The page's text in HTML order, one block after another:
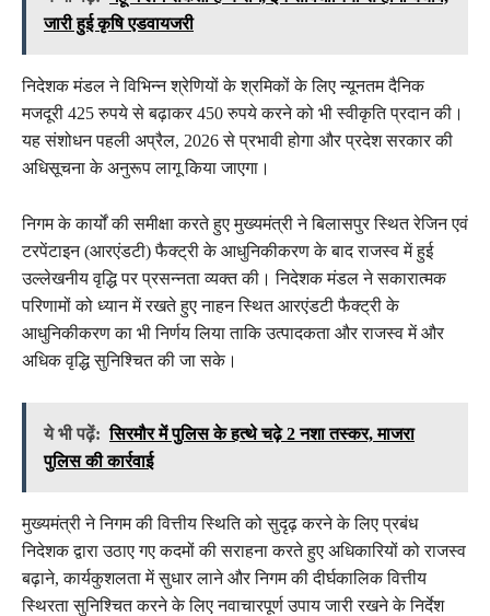
जारी हुई कृषि एडवायजरी
निदेशक मंडल ने विभिन्न श्रेणियों के श्रमिकों के लिए न्यूनतम दैनिक
मजदूरी 425 रुपये से बढ़ाकर 450 रुपये करने को भी स्वीकृति प्रदान की।
यह संशोधन पहली अप्रैल, 2026 से प्रभावी होगा और प्रदेश सरकार की
अधिसूचना के अनुरूप लागू किया जाएगा।
निगम के कार्यों की समीक्षा करते हुए मुख्यमंत्री ने बिलासपुर स्थित रेजिन एवं
टरपेंटाइन (आरएंडटी) फैक्ट्री के आधुनिकीकरण के बाद राजस्व में हुई
उल्लेखनीय वृद्धि पर प्रसन्नता व्यक्त की। निदेशक मंडल ने सकारात्मक
परिणामों को ध्यान में रखते हुए नाहन स्थित आरएंडटी फैक्ट्री के
आधुनिकीकरण का भी निर्णय लिया ताकि उत्पादकता और राजस्व में और
अधिक वृद्धि सुनिश्चित की जा सके।
ये भी पढ़ें: सिरमौर में पुलिस के हत्थे चढ़े 2 नशा तस्कर, माजरा
पुलिस की कार्रवाई
मुख्यमंत्री ने निगम की वित्तीय स्थिति को सुदृढ़ करने के लिए प्रबंध
निदेशक द्वारा उठाए गए कदमों की सराहना करते हुए अधिकारियों को राजस्व
बढ़ाने, कार्यकुशलता में सुधार लाने और निगम की दीर्घकालिक वित्तीय
स्थिरता सुनिश्चित करने के लिए नवाचारपूर्ण उपाय जारी रखने के निर्देश